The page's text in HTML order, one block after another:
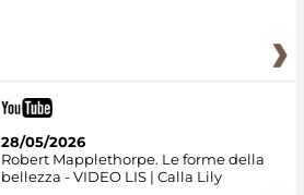
28/05/2026
Robert Mapplethorpe. Le forme della
bellezza - VIDEO LIS | Calla Lily